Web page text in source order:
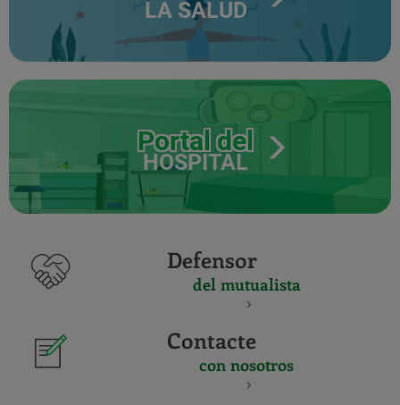
LA SALUD
Portal del
HOSPITAL
Defensor
del mutualista
Contacte
con nosotros